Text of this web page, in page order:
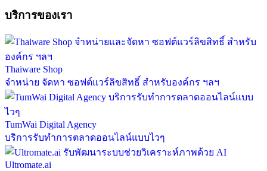
บริการของเรา
Thaiware Shop
จำหน่าย จัดหา ซอฟต์แวร์ลิขสิทธิ์ สำหรับองค์กร ฯลฯ
TumWai Digital Agency
บริการรับทำการตลาดออนไลน์แบบไวๆ
Ultromate.ai